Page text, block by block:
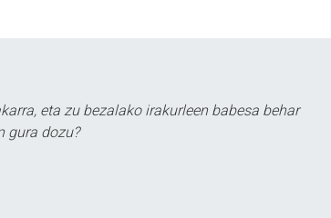
eta zu bezalako irakurleen babesa behar
gura dozu?